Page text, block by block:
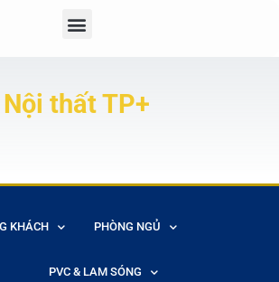
Nội thất TP+
KHÁCH PHÒNG NGỦ
PVC & LAM SÓNG